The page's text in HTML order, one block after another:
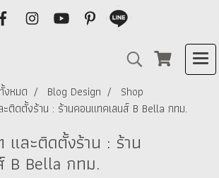
งหมด Blog Design
Shop
ติดตั้งร้าน : ร้านคอนแทคเลนส์ B Bella กทม.
ละติดตั้งร้าน : ร้าน
B Bella กทม.